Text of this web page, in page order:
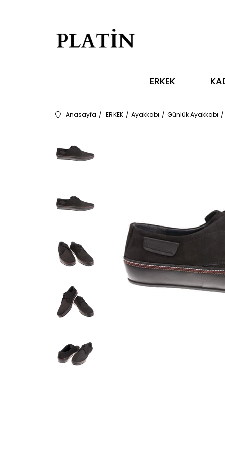
ERKEK
Anasayfa ERKEK Ayakkabı Günlük Ayakkabı